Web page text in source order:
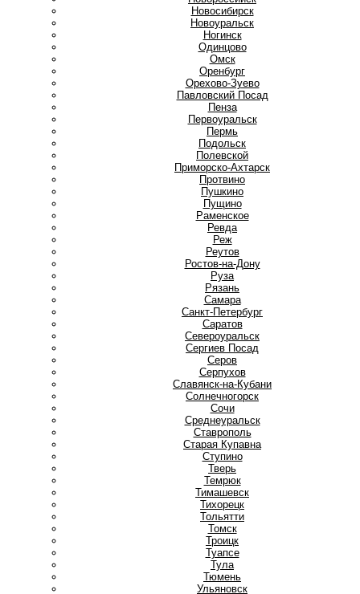
Новосибирск
Новоуральск
Ногинск
Одинцово
Омск
Оренбург
Орехово-Зуево
Павловский Посад
Пенза
Первоуральск
Пермь
Подольск
Полевской
Приморско-Ахтарск
Протвино
Пушкино
Пущино
Раменское
Ревда
Реж
Реутов
Ростов-на-Дону
Руза
Рязань
Самара
Санкт-Петербург
Саратов
Североуральск
Сергиев Посад
Серов
Серпухов
Славянск-на-Кубани
Солнечногорск
Сочи
Среднеуральск
Ставрополь
Старая Купавна
Ступино
Тверь
Темрюк
Тимашевск
Тихорецк
Тольятти
Томск
Троицк
Туапсе
Тула
Тюмень
Ульяновск